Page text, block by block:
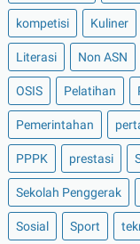
kompetisi Kuliner
Literasi Non ASN
OSIS Pelatihan
Pemerintahan
PPPK prestasi
Sekolah Penggerak
Sosial Sport